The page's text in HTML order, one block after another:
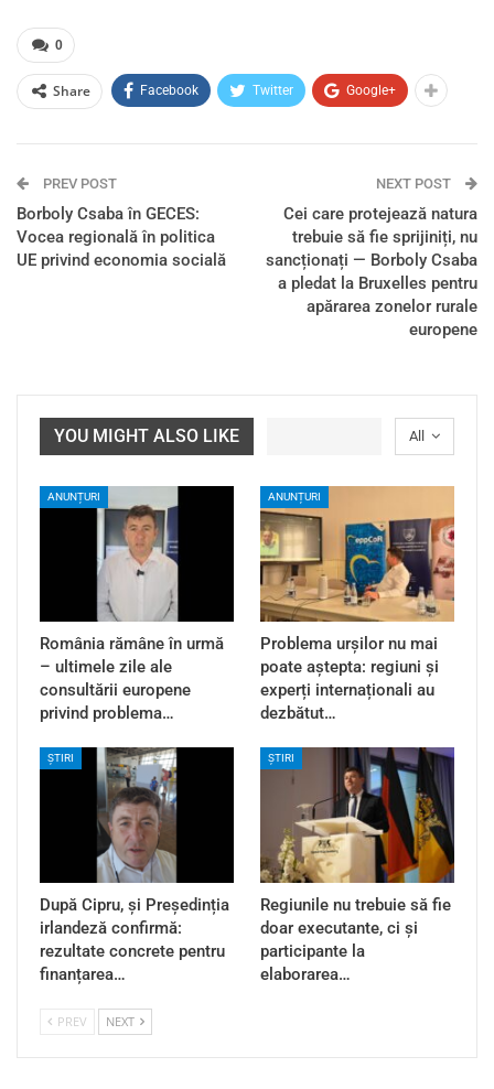
0
Share Facebook Twitter Google+
PREV POST
Borboly Csaba în GECES:
Vocea regională în politica
UE privind economia socială
NEXT POST
Cei care protejează natura
trebuie să fie sprijiniți, nu
sancționați — Borboly Csaba
a pledat la Bruxelles pentru
apărarea zonelor rurale
europene
All
YOU MIGHT ALSO LIKE
ANUNȚURI
România rămâne în urmă
– ultimele zile ale
consultării europene
privind problema…
ANUNȚURI
Problema urșilor nu mai
poate aștepta: regiuni și
experți internaționali au
dezbătut…
ȘTIRI
După Cipru, și Președinția
irlandeză confirmă:
rezultate concrete pentru
finanțarea…
ȘTIRI
Regiunile nu trebuie să fie
doar executante, ci și
participante la
elaborarea…
PREV NEXT